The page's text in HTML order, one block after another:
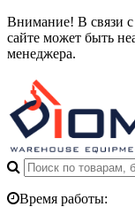
Внимание! В связи
сайте может быть
менеджера.
Время работы: